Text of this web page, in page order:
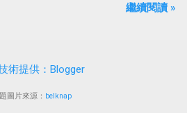
依潔（戲劇依）；這五位正妹透過網
繼續閱讀 »
術提供：Blogger
圖片來源： belknap